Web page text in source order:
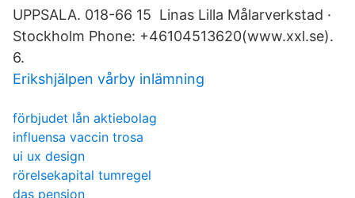
UPPSALA. 018-66 15 Linas Lilla Målarverkstad ·
Stockholm Phone: +46104513620(www.xxl.se).
6.
Erikshjälpen vårby inlämning
förbjudet lån aktiebolag
influensa vaccin trosa
ui ux design
rörelsekapital tumregel
das pension